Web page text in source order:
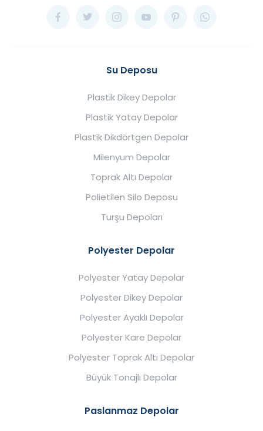
Su Deposu
Plastik Dikey Depolar
Plastik Yatay Depolar
Plastik Dikdörtgen Depolar
Milenyum Depolar
Toprak Altı Depolar
Polietilen Silo Deposu
Turşu Depoları
Polyester Depolar
Polyester Yatay Depolar
Polyester Dikey Depolar
Polyester Ayaklı Depolar
Polyester Kare Depolar
Polyester Toprak Altı Depolar
Büyük Tonajlı Depolar
Paslanmaz Depolar